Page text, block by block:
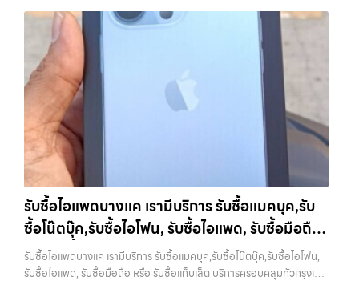
วัชรพล, รามอินทรา, รวมถึง บางนา, บางพลี, เกษตรนวมินทร์, เสนานิคม,
วังหินไม่ว่าคุณจะต้องการ รับซื้อโทรศัพท์, รับซื้อแมคบุค, รับซื้อโน๊ตบุ๊ค, รับ
ซื้อแท็บเล็ต, หรือบริการอื่นๆ เกี่ยวกับสินค้าไอที กรุงเทพฯ – เราพร้อมให้
บริการครบวงจร…
ว่าอุปกรณ์แต่ละชิ้นไม่ใช่แค่เครื่องใช้ไฟฟ้า แต่เป็นทรัพย์สินที่มีมูลค่า คุณอาจ
ต้องการเปลี่ยนรุ่น หรือต้องการเงินด่วน เราจึงมอบบริการประเมินสภาพ
เครื่อง ฟรี ปราบปรามความยุ่งยากทั้งหลาย โดยเน้น โปร่งใส มั่นใจได้ และ
จ่ายเงินทันทีเมื่อตกลงซื้อขายสำเร็จ บริการของเราครอบคลุมทั้ง iPhone
สายใหม่-เก่า, Samsung ทุกรุ่น, iPad และแท็บเล็ตทุกแบรนด์ เรารับถึงแม้
จะอยู่ในสภาพใช้งานแล้ว ตกแต่งแล้ว หรือมีรอยบ้าง เพราะมูลค่าของเครื่อง
ไม่ได้ขึ้นอยู่แค่ยี่ห้อ แต่ขึ้นอยู่กับสภาพจริง ความครบชุด และความสะดวกใน
การขายของคุณ เราจึงตั้งใจให้บริการในเขต ลาดพร้าว, รัชดา, บางรัก,
แจ้งวัฒนะ, บางแค, วัชรพล, รามอินทรา, บางนา, บางพลี, เกษตรนวมินทร์,
เสนานิคม, วังหิน อย่างเต็มที่ ไม่ว่าคุณจะค้นหาคำว่า “รับซื้อมือถือใกล้ฉัน”,
“รับซื้อโทรศัพท์มือสองกรุงเทพ”, “ขาย iPad ได้ราคา”, “รับซื้อแท็บเล็ต
กรุงเทพถึงที่”, หรือ “รับซื้อ Samsung มือสอง ราคาสูง” — ที่นี่คือคำตอบ
เพราะบริการของเรามุ่งตรงให้คุณได้รับราคาและความสะดวกสบายที่เหนือ
กว่า เลือกเราแล้วคุณจะได้บริการที่คุณไว้วางใจ พร้อมทีมงานที่พร้อม
อำนวยความสะดวก นัดรับถึงที่ ตรวจสภาพอย่างมืออาชีพ และจ่ายเงินทันที
ทั้งหมดนี้เพื่อให้การขายอุปกรณ์ของคุณเป็นเรื่องง่ายขึ้น ดีกว่า รวดเร็วกว่า
และคุ้มค่ากว่า ทำไมต้องเลือกเรา ผู้เชี่ยวชาญด้านการให้บริการ รับซื้อมือถือ
วัชรพล รามอินทรา รับซื้อไอโฟนวังหิน — ผู้เชี่ยวชาญด้านการให้บริการ รับ
ซื้อมือถือ iPhone, Samsung, ไอแพด แท็บเล็ตทุกยี่ห้อ ในราคาสูง พร้อม
จ่ายเงินทันที รับซื้อไอโฟนวังหิน ผู้เชี่ยวชาญด้านการให้บริการ รับซื้อมือถือ
iPhone, Samsung, ไอแพด แท็บเล็ตทุกยี่ห้อ ในราคาสูง พร้อมจ่ายเงิน
ทันที รับซื้อ iPhone ทุกรุ่น… รับซื้อไอโฟนวังหิน รับซื้อ iPhone ทุกรุ่น ให้
ราคาสูง พร้อมจ่ายเงินทันที ประสบการณ์เหนือระดับกับการ รับซื้อไอ
โฟน, รับซื้อไอแพด, รับซื้อมือถือ ยินดีต้อนรับสู่ “รับซื้อขายมือถือ.com”
เว็บไซต์ที่คุณไว้วางใจได้ สำหรับบริการ รับซื้อ มือถือ iPhone, Samsung,
iPad, แท็บเล็ต ทุกยี่ห้อ ให้ราคาสูง พร้อมจ่ายเงินทันที ครอบคลุมพื้นที่
ลาดพร้าว, รัชดา, บางรัก, แจ้งวัฒนะ, บางแค, วัชรพล, รามอินทรา และเขต
กรุงเทพฯ ใกล้ “ใกล้ ฉัน” ที่สุด ในยุคที่สมาร์ทโฟน แท็บเล็ต และอุปกรณ์ไอที
ใหม่ๆ เปลี่ยนรุ่นกันแทบทุกช่วงเวลา อุปกรณ์ที่คุณใช้แล้วอาจกลายเป็นของ
ที่ไม่ได้ใช้งานอยู่เฉยๆ เว็บไซต์ของเราจึงเกิดขึ้นเพื่อเป็นทางเลือกให้คุณ
สามารถเปลี่ยนอุปกรณ์ที่ไม่ใช้แล้วให้กลายเป็นเงินสดได้ทันที ด้วยบริการ รับ
ซื้อไอโฟน, รับซื้อไอแพด, รับซื้อมือถือ, รับซื้อโทรศัพท์, รับซื้อโน๊ตบุ๊ค, รับซื้อ
แท็บเล็ต, รับซื้อสินค้าไอทีกรุงเทพมหานคร อย่างครบวงจร ไม่ว่าคุณจะอยู่
โซนเมืองหรือเขตชานเมือง เรามีทีมงานพร้อมให้บริการถึงที่ในพื้นที่ “ใกล้
รับซื้อไอแพดบางแค เรามีบริการ รับซื้อแมคบุค,รับ
ซื้อโน๊ตบุ๊ค,รับซื้อไอโฟน, รับซื้อไอแพด, รับซื้อมือถือ
หรือ รับซื้อแท็บเล็ต บริการครอบคลุมทั่วกรุงเทพ
และพื้นที่ใกล้เคียง
รับซื้อไอแพดบางแค เรามีบริการ รับซื้อแมคบุค,รับซื้อโน๊ตบุ๊ค,รับซื้อไอโฟน,
รับซื้อไอแพด, รับซื้อมือถือ หรือ รับซื้อแท็บเล็ต บริการครอบคลุมทั่วกรุงเทพ